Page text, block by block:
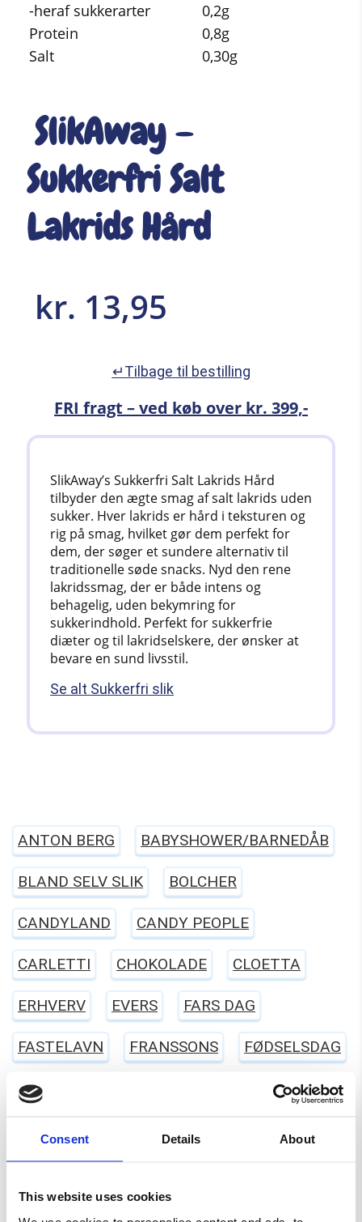
Consent Details About
This website uses cookies
-heraf sukkerarter
0,2g
Protein
0,8g
Salt
0,30g
SlikAway –
Sukkerfri Salt
Lakrids Hård
kr. 13,95
↵Tilbage til bestilling
FRI fragt – ved køb over kr. 399,-
SlikAway’s Sukkerfri Salt Lakrids Hård
tilbyder den ægte smag af salt lakrids uden
sukker. Hver lakrids er hård i teksturen og
rig på smag, hvilket gør dem perfekt for
dem, der søger et sundere alternativ til
traditionelle søde snacks. Nyd den rene
lakridssmag, der er både intens og
behagelig, uden bekymring for
sukkerindhold. Perfekt for sukkerfrie
diæter og til lakridselskere, der ønsker at
bevare en sund livsstil.
Se alt Sukkerfri slik
ANTON BERG BABYSHOWER/BARNEDÅB
BLAND SELV SLIK BOLCHER
CANDYLAND CANDY PEOPLE
CARLETTI CHOKOLADE CLOETTA
ERHVERV EVERS FARS DAG
FASTELAVN FRANSSONS FØDSELSDAG
GELATINEFRI HALLOWEEN